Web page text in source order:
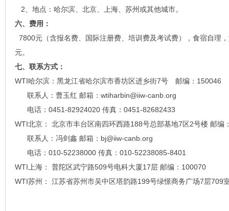
2、地点：哈尔滨、北京、上海、苏州或其他城市。
六、费用：
7800元（含报名费、国际注册费、培训费及考试费），食宿自理
元。
七、联系方式：
WTI哈尔滨：黑龙江省哈尔滨市香坊区进乡街7号 邮编：150046
联系人：曹玉红 邮箱：wtiharbin@iiw-canb.org
电话：0451-82924020 传真：0451-82682433
WTI北京： 北京市丰台区南四环西路188号总部基地7区2号楼 邮编
联系人：冯剑鑫 邮箱：bj@iiw-canb.org
电话：010-52238000 传真：010-52238085-8401
WTI上海： 普陀区武宁路509号电科大厦17层 邮编：100070
WTI苏州： 江苏省苏州市吴中区塔韵路199号绿憬商务广场7层709